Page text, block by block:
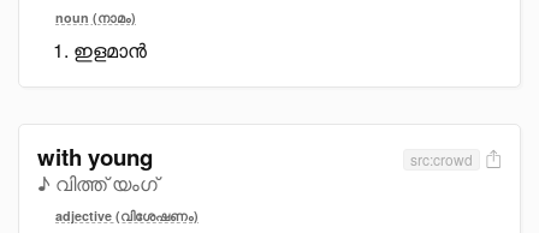
noun (നാമം)
ഇളമാൻ
with young
♪ വിത്ത് യംഗ്
src:crowd
adjective (വിശേഷണം)